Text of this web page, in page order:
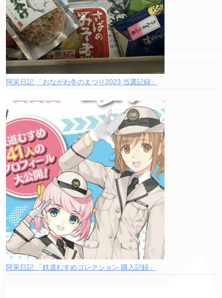
阿呆日記 「おながわ冬のまつり2023 当選記録」
阿呆日記 「鉄道むすめコレクション 購入記録」